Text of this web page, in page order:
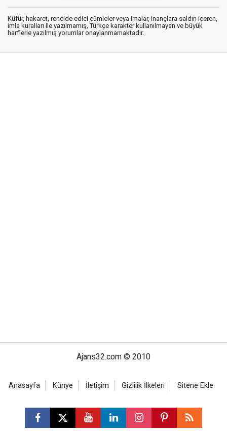
Küfür, hakaret, rencide edici cümleler veya imalar, inançlara saldırı içeren,
imla kuralları ile yazılmamış, Türkçe karakter kullanılmayan ve büyük
harflerle yazılmış yorumlar onaylanmamaktadır.
Ajans32.com © 2010
Anasayfa Künye İletişim Gizlilik İlkeleri Sitene Ekle